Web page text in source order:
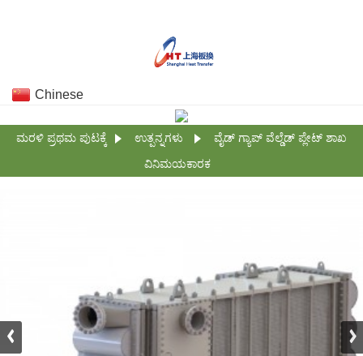
Chinese
ಮರಳಿ ಪ್ರಥಮ ಪುಟಕ್ಕೆ ಉತ್ಪನ್ನಗಳು
ವೈಡ್ ಗ್ಯಾಪ್ ವೆಲ್ಡೆಡ್ ಪ್ಲೇಟ್ ಶಾಖ
ವಿನಿಮಯಕಾರಕ